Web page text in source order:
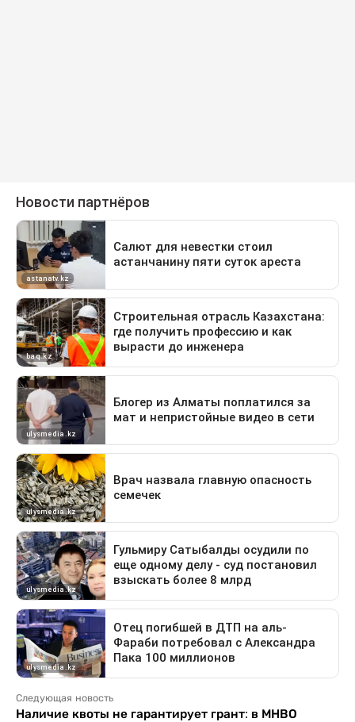
Следующая новость
Наличие квоты не гарантирует грант: в МНВО